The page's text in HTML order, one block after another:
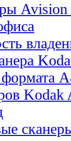
Avision